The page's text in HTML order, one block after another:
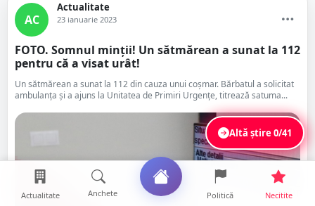
AC
Actualitate
23 ianuarie 2023
FOTO. Somnul minții! Un sătmărean a sunat la 112
pentru că a visat urât!
Un sătmărean a sunat la 112 din cauza unui coșmar. Bărbatul a solicitat
ambulanța și a ajuns la Unitatea de Primiri Urgențe, titrează satuma...
Altă știre0/41
Actualitate Anchete Politică Necitite